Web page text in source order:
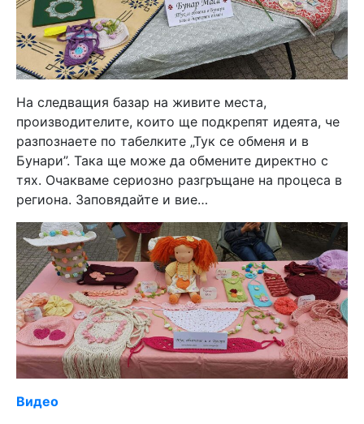
На следващия базар на живите места,
производителите, които ще подкрепят идеята, че
разпознаете по табелките „Тук се обменя и в
Бунари”. Така ще може да обмените директно с
тях. Очакваме сериозно разгръщане на процеса в
региона. Заповядайте и вие…
Видео